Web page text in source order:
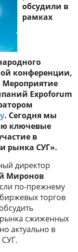
обсудили в
рамках
конференции,
Мероприятие
Expoforum
. Сегодня мы
ключевые
в
рынка СУГ».
директор
Миронов
по-прежнему
торгов
сжиженных
актуально в